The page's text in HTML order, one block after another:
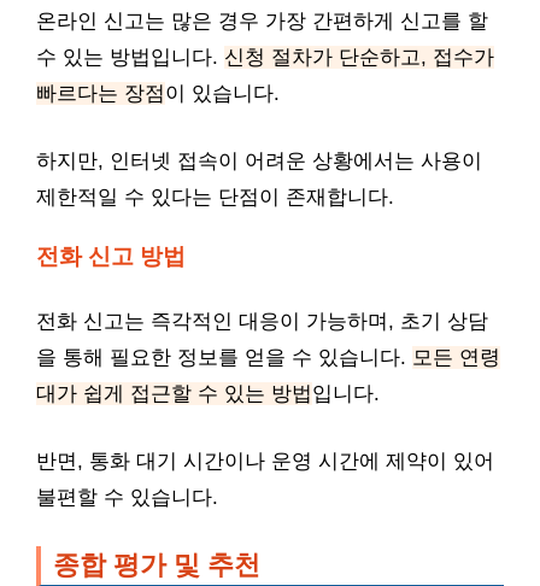
온라인 신고는 많은 경우 가장 간편하게 신고를 할
수 있는 방법입니다. 신청 절차가 단순하고, 접수가
빠르다는 장점이 있습니다.
하지만, 인터넷 접속이 어려운 상황에서는 사용이
제한적일 수 있다는 단점이 존재합니다.
전화 신고 방법
전화 신고는 즉각적인 대응이 가능하며, 초기 상담
을 통해 필요한 정보를 얻을 수 있습니다. 모든 연령
대가 쉽게 접근할 수 있는 방법입니다.
반면, 통화 대기 시간이나 운영 시간에 제약이 있어
불편할 수 있습니다.
종합 평가 및 추천